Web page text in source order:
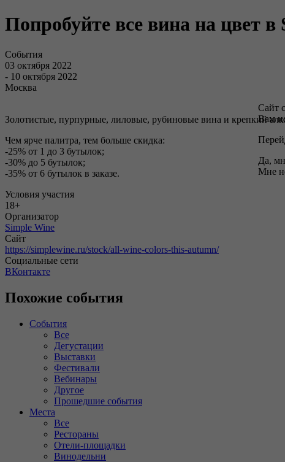
Попробуйте все вина на цвет
События
03 октября 2022
- 10 октября 2022
Москва
Золотистые, пурпурные, лиловые, рубиновые вина и крепкий
Чем ярче палитра, тем больше скидка:
-25% от 1 до 3 бутылок;
-30% до 5 бутылок;
-35% от 6 бутылок в заказе.
Условия участия
18+
Организатор
Simple Wine
Сайт
https://simplewine.ru/stock/all-wine-colors-this-autumn/
Социальные сети
ВКонтакте
Похожие события
События
Все
Дегустации
Выставки
Фестивали
Вебинары
Другое
Прошедшие события
Места
Все
Рестораны
Отели-площадки
Винодельни
Сайт
Вам
Да,
Мне